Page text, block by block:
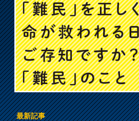
最新記事